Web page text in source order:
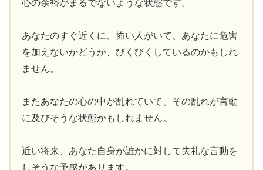
心の余裕がまるでないような状態です。
あなたのすぐ近くに、怖い人がいて、あなたに危害
を加えないかどうか、びくびくしているのかもしれ
ません。
またあなたの心の中が乱れていて、その乱れが言動
に及びそうな状態かもしれません。
近い将来、あなた自身が誰かに対して失礼な言動を
しそうな予感があります。